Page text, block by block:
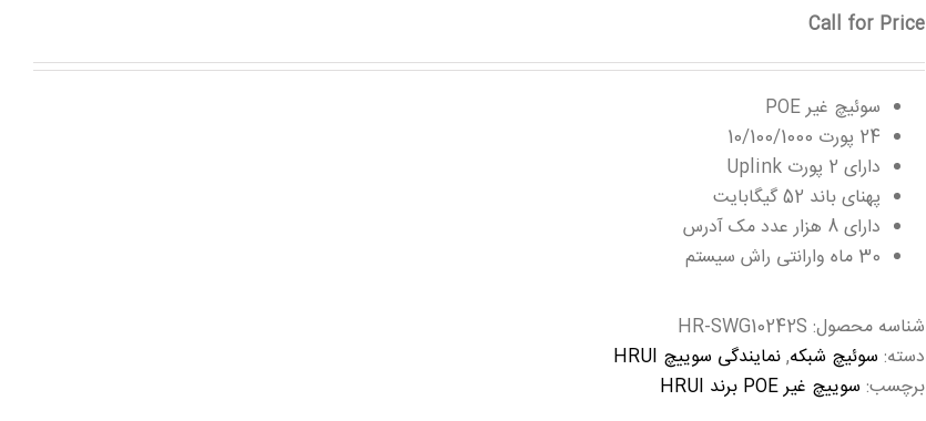
Call for Price
سوئیچ غیر POE
24 پورت 10/100/1000
دارای 2 پورت Uplink
پهنای باند 52 گیگابایت
دارای 8 هزار عدد مک آدرس
30 ماه وارانتی راش سیستم
شناسه محصول: HR-SWG10242S
دسته: سوئیچ شبکه,نمایندگی سوییچ HRUI
برچسب: سوییچ غیر POE برند HRUI